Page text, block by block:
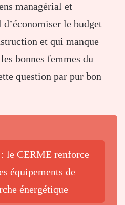
managérial et
le budget
et qui manque
bonnes femmes du
question par pur bon
le CERME renforce
équipements de
énergétique